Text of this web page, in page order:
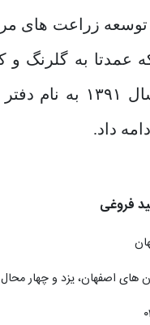
توسعه زراعت های
عمدتا به گلرنگ و
می شد از سال ۱۳۹۱
داد.
فروغی
های اصفهان، یزد و چهار